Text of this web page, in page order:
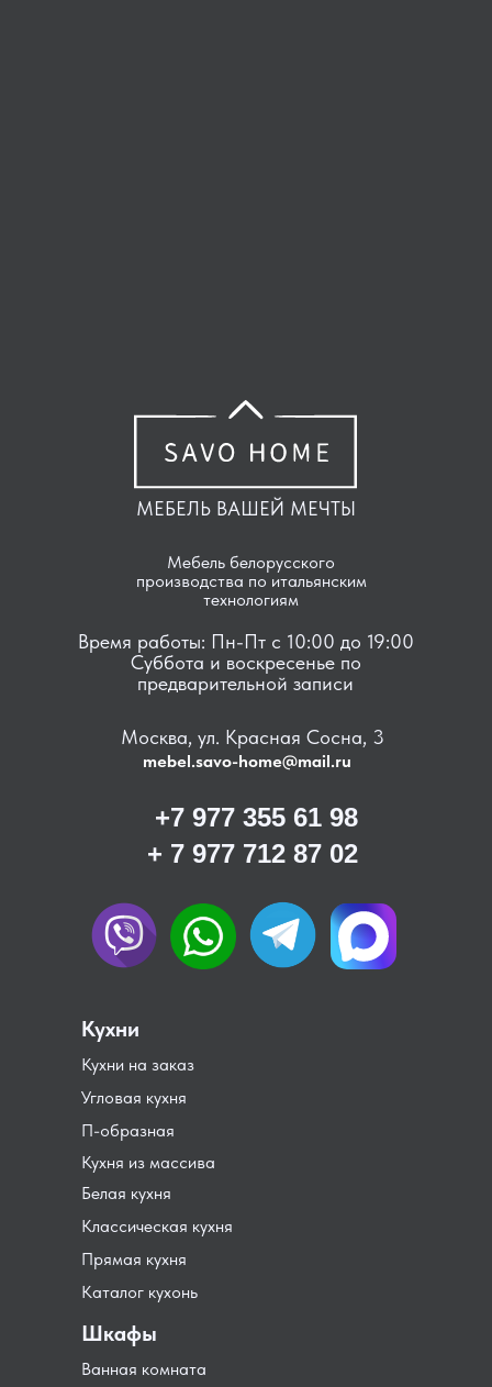
+ 7 977 712 87 02
Время работы: Пн-Пт с 10:00 до 19:00
Суббота и воскресенье по
предварительной записи
Москва, ул. Красная Сосна, 3
+7 977 355 61 98
Мебель белорусского
производства по итальянским
технологиям
МЕБЕЛЬ ВАШЕЙ МЕЧТЫ
Ванная комната
Кухня из массива
Угловая кухня
Кухни на заказ
П-образная
Классическая кухня
Белая кухня
Кухни
Шкафы
Прямая кухня
Каталог кухонь
mebel.savo-home@mail.ru